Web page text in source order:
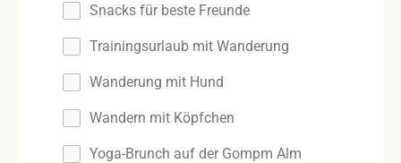
Snacks für beste Freunde
Trainingsurlaub mit Wanderung
Wanderung mit Hund
Wandern mit Köpfchen
Yoga-Brunch auf der Gompm Alm